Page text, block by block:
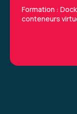
Formation :
conteneurs